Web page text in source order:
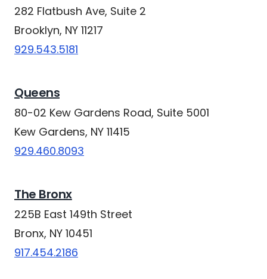
282 Flatbush Ave, Suite 2
Brooklyn, NY 11217
929.543.5181
Queens
80-02 Kew Gardens Road, Suite 5001
Kew Gardens, NY 11415
929.460.8093
The Bronx
225B East 149th Street
Bronx, NY 10451
917.454.2186